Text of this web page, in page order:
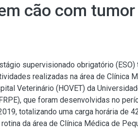
cão com
supervisionado obrigatório
realizadas na área de Clínica
Veterinário (HOVET) da
que foram desenvolvidas no
totalizando uma carga horária de
da área de Clínica Médica de